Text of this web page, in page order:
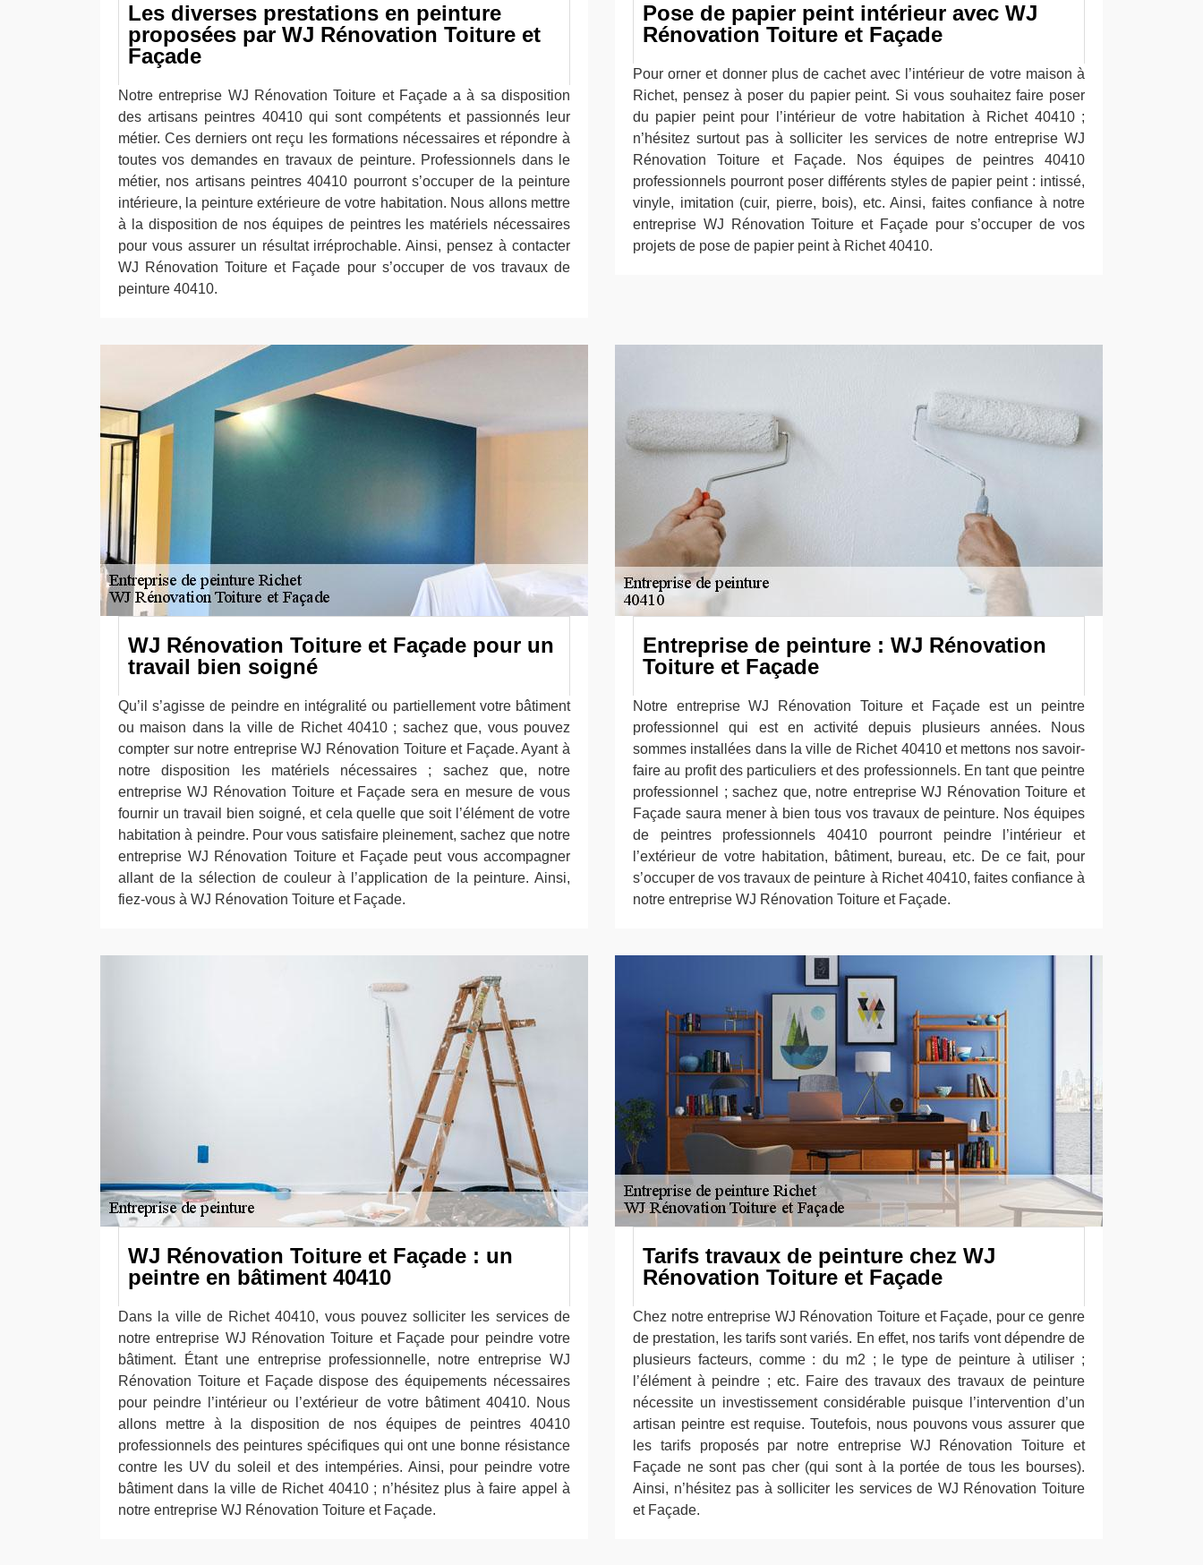
Les diverses prestations en peinture
proposées par WJ Rénovation Toiture et
Façade
Notre entreprise WJ Rénovation Toiture et Façade a à sa disposition
des artisans peintres 40410 qui sont compétents et passionnés leur
métier. Ces derniers ont reçu les formations nécessaires et répondre à
toutes vos demandes en travaux de peinture. Professionnels dans le
métier, nos artisans peintres 40410 pourront s’occuper de la peinture
intérieure, la peinture extérieure de votre habitation. Nous allons mettre
à la disposition de nos équipes de peintres les matériels nécessaires
pour vous assurer un résultat irréprochable. Ainsi, pensez à contacter
WJ Rénovation Toiture et Façade pour s’occuper de vos travaux de
peinture 40410.
Pose de papier peint intérieur avec WJ
Rénovation Toiture et Façade
Pour orner et donner plus de cachet avec l’intérieur de votre maison à
Richet, pensez à poser du papier peint. Si vous souhaitez faire poser
du papier peint pour l’intérieur de votre habitation à Richet 40410 ;
n’hésitez surtout pas à solliciter les services de notre entreprise WJ
Rénovation Toiture et Façade. Nos équipes de peintres 40410
professionnels pourront poser différents styles de papier peint : intissé,
vinyle, imitation (cuir, pierre, bois), etc. Ainsi, faites confiance à notre
entreprise WJ Rénovation Toiture et Façade pour s’occuper de vos
projets de pose de papier peint à Richet 40410.
WJ Rénovation Toiture et Façade pour un
travail bien soigné
Qu’il s’agisse de peindre en intégralité ou partiellement votre bâtiment
ou maison dans la ville de Richet 40410 ; sachez que, vous pouvez
compter sur notre entreprise WJ Rénovation Toiture et Façade. Ayant à
notre disposition les matériels nécessaires ; sachez que, notre
entreprise WJ Rénovation Toiture et Façade sera en mesure de vous
fournir un travail bien soigné, et cela quelle que soit l’élément de votre
habitation à peindre. Pour vous satisfaire pleinement, sachez que notre
entreprise WJ Rénovation Toiture et Façade peut vous accompagner
allant de la sélection de couleur à l’application de la peinture. Ainsi,
fiez-vous à WJ Rénovation Toiture et Façade.
Entreprise de peinture : WJ Rénovation
Toiture et Façade
Notre entreprise WJ Rénovation Toiture et Façade est un peintre
professionnel qui est en activité depuis plusieurs années. Nous
sommes installées dans la ville de Richet 40410 et mettons nos savoir-
faire au profit des particuliers et des professionnels. En tant que peintre
professionnel ; sachez que, notre entreprise WJ Rénovation Toiture et
Façade saura mener à bien tous vos travaux de peinture. Nos équipes
de peintres professionnels 40410 pourront peindre l’intérieur et
l’extérieur de votre habitation, bâtiment, bureau, etc. De ce fait, pour
s’occuper de vos travaux de peinture à Richet 40410, faites confiance à
notre entreprise WJ Rénovation Toiture et Façade.
WJ Rénovation Toiture et Façade : un
peintre en bâtiment 40410
Dans la ville de Richet 40410, vous pouvez solliciter les services de
notre entreprise WJ Rénovation Toiture et Façade pour peindre votre
bâtiment. Étant une entreprise professionnelle, notre entreprise WJ
Rénovation Toiture et Façade dispose des équipements nécessaires
pour peindre l’intérieur ou l’extérieur de votre bâtiment 40410. Nous
allons mettre à la disposition de nos équipes de peintres 40410
professionnels des peintures spécifiques qui ont une bonne résistance
contre les UV du soleil et des intempéries. Ainsi, pour peindre votre
bâtiment dans la ville de Richet 40410 ; n’hésitez plus à faire appel à
notre entreprise WJ Rénovation Toiture et Façade.
Tarifs travaux de peinture chez WJ
Rénovation Toiture et Façade
Chez notre entreprise WJ Rénovation Toiture et Façade, pour ce genre
de prestation, les tarifs sont variés. En effet, nos tarifs vont dépendre de
plusieurs facteurs, comme : du m2 ; le type de peinture à utiliser ;
l’élément à peindre ; etc. Faire des travaux des travaux de peinture
nécessite un investissement considérable puisque l’intervention d’un
artisan peintre est requise. Toutefois, nous pouvons vous assurer que
les tarifs proposés par notre entreprise WJ Rénovation Toiture et
Façade ne sont pas cher (qui sont à la portée de tous les bourses).
Ainsi, n’hésitez pas à solliciter les services de WJ Rénovation Toiture
et Façade.